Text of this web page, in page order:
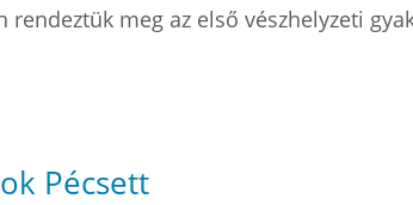
rendeztük meg az első vészhelyzeti
Pécsett